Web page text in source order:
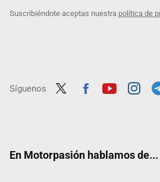
Suscribiéndote aceptas nuestra política de
Síguenos
En Motorpasión hablamos de...